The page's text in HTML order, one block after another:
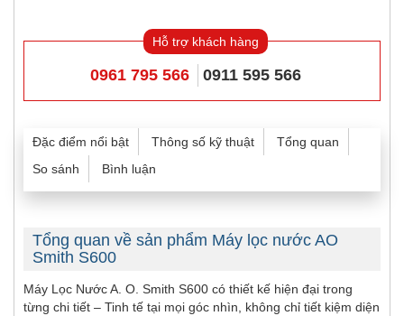
Hỗ trợ khách hàng
0961 795 566 0911 595 566
Đặc điểm nổi bật Thông số kỹ thuật
Tổng quan
So sánh
Bình luận
Tổng quan về sản phẩm Máy lọc nước AO
Smith S600
Máy Lọc Nước A. O. Smith S600 có thiết kế hiện đại trong
từng chi tiết – Tinh tế tại mọi góc nhìn, không chỉ tiết kiệm diện